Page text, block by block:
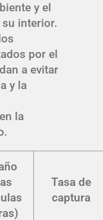
y el
interior.
por el
a evitar
y la
la
Tasa de
captura